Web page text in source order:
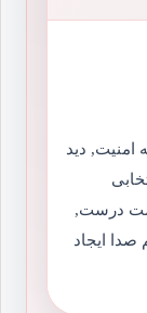
امنیت, دید
درست,
ایجاد